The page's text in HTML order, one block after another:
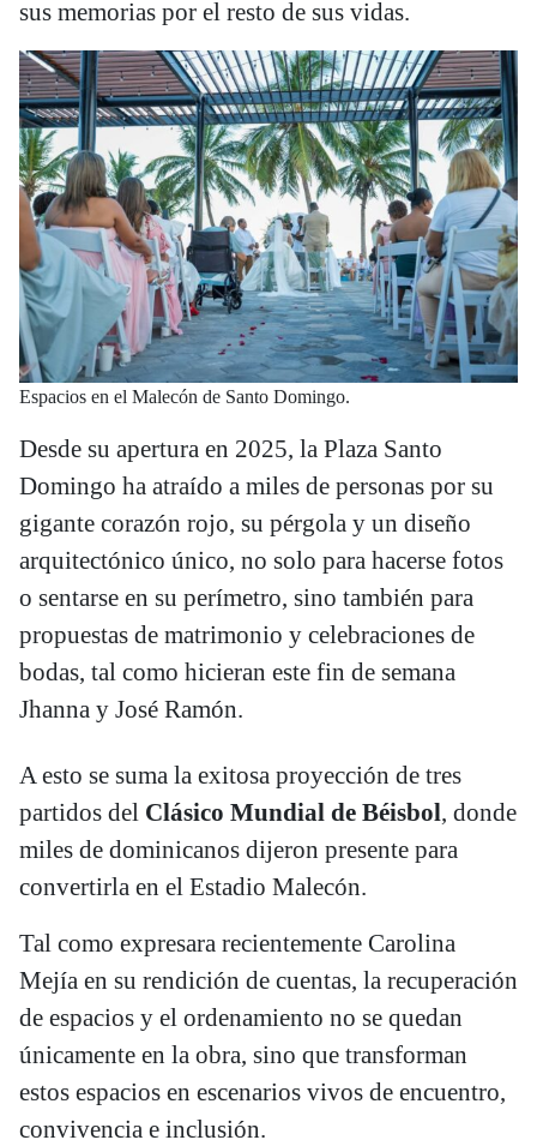
sus memorias por el resto de sus vidas.
Espacios en el Malecón de Santo Domingo.
Desde su apertura en 2025, la Plaza Santo
Domingo ha atraído a miles de personas por su
gigante corazón rojo, su pérgola y un diseño
arquitectónico único, no solo para hacerse fotos
o sentarse en su perímetro, sino también para
propuestas de matrimonio y celebraciones de
bodas, tal como hicieran este fin de semana
Jhanna y José Ramón.
A esto se suma la exitosa proyección de tres
partidos del Clásico Mundial de Béisbol, donde
miles de dominicanos dijeron presente para
convertirla en el Estadio Malecón.
Tal como expresara recientemente Carolina
Mejía en su rendición de cuentas, la recuperación
de espacios y el ordenamiento no se quedan
únicamente en la obra, sino que transforman
estos espacios en escenarios vivos de encuentro,
convivencia e inclusión.